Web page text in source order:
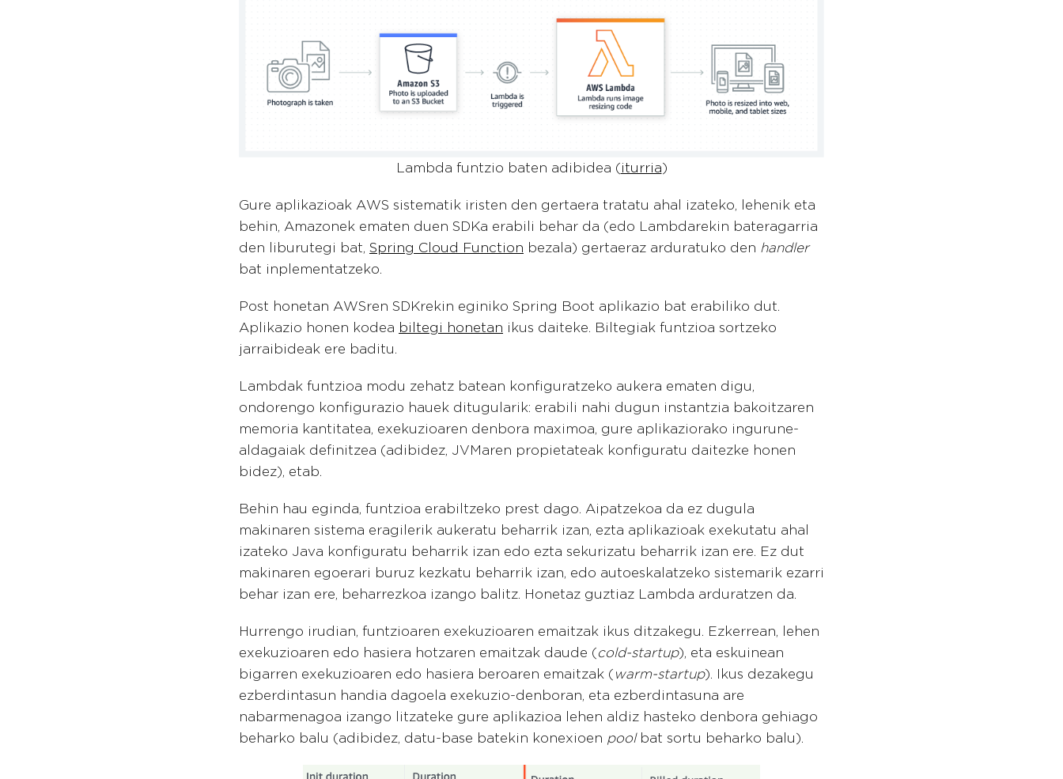
Lambda funtzio baten adibidea (iturria)
Gure aplikazioak AWS sistematik iristen den gertaera tratatu ahal izateko, lehenik eta
behin, Amazonek ematen duen SDKa erabili behar da (edo Lambdarekin bateragarria
den liburutegi bat, Spring Cloud Function bezala) gertaeraz arduratuko den handler
bat inplementatzeko.
Post honetan AWSren SDKrekin eginiko Spring Boot aplikazio bat erabiliko dut.
Aplikazio honen kodea biltegi honetan ikus daiteke. Biltegiak funtzioa sortzeko
jarraibideak ere baditu.
Lambdak funtzioa modu zehatz batean konfiguratzeko aukera ematen digu,
ondorengo konfigurazio hauek ditugularik: erabili nahi dugun instantzia bakoitzaren
memoria kantitatea, exekuzioaren denbora maximoa, gure aplikaziorako ingurune-
aldagaiak definitzea (adibidez, JVMaren propietateak konfiguratu daitezke honen
bidez), etab.
Behin hau eginda, funtzioa erabiltzeko prest dago. Aipatzekoa da ez dugula
makinaren sistema eragilerik aukeratu beharrik izan, ezta aplikazioak exekutatu ahal
izateko Java konfiguratu beharrik izan edo ezta sekurizatu beharrik izan ere. Ez dut
makinaren egoerari buruz kezkatu beharrik izan, edo autoeskalatzeko sistemarik ezarri
behar izan ere, beharrezkoa izango balitz. Honetaz guztiaz Lambda arduratzen da.
Hurrengo irudian, funtzioaren exekuzioaren emaitzak ikus ditzakegu. Ezkerrean, lehen
exekuzioaren edo hasiera hotzaren emaitzak daude (cold-startup), eta eskuinean
bigarren exekuzioaren edo hasiera beroaren emaitzak ( warm-startup). Ikus dezakegu
ezberdintasun handia dagoela exekuzio-denboran, eta ezberdintasuna are
nabarmenagoa izango litzateke gure aplikazioa lehen aldiz hasteko denbora gehiago
beharko balu (adibidez, datu-base batekin konexioen poolbat sortu beharko balu).